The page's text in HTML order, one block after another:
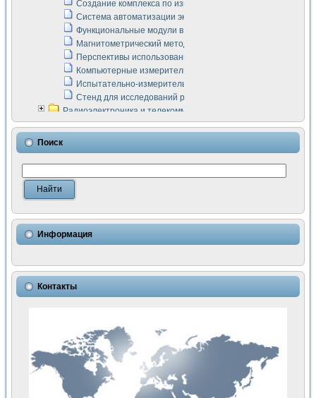
Создание комплекса по измерению скорости подвижного
Система автоматизации экспериментальных
Функциональные модули в стандарте Nl SCXI для
Магнитометрический метод в дефектоскопии сварных
Перспективы использования машинного зрения в
Компьютерные измерительные системы для
Испытательно-измерительный комплекс аппаратуры для
Стенд для исследований рабочих процессов ДВС в
Радиоэлектроника и телекоммуникации
LabVIEW в расчетах радиолиний систем передачи данных
Аппаратно-программный комплекс для исследования
Виртуальный лабораторный стенд для исследования
Измерение шумовых параметров операционных
Измерительный преобразователь на основе цифровой
Использование NI LabVIEW для математического
Исследовние возможности создания измерителя ВАХ
Математическое моделирование генератора сигналов -
Применение осциллографического модуля с высоким
Симуляция отклика импульсного радиолокационного
Автоматизация формирования уравнений состояния для
Разработка автоматизированного стенда для измерения
Применение среды LabVIEW для построения картины
Портативная система для определения показателей
Использование LabVIEW для управления источником
Устройство для снятия вольт-амперных характеристик
Передовые научные технологии: нано-, фемто-,
Поиск
Информация
Контакты